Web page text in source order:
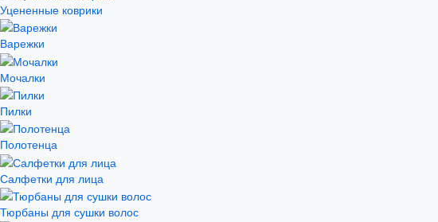
Уцененные коврики
Варежки
Мочалки
Пилки
Полотенца
Салфетки для лица
Тюрбаны для сушки волос